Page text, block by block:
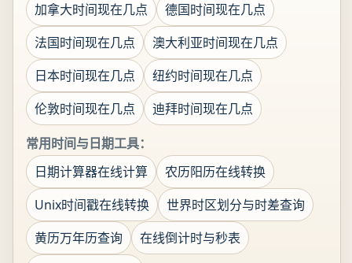
加拿大时间现在几点
德国时间现在几点
法国时间现在几点
澳大利亚时间现在几点
日本时间现在几点
纽约时间现在几点
伦敦时间现在几点
迪拜时间现在几点
常用时间与日期工具：
日期计算器在线计算
农历阳历在线转换
Unix时间戳在线转换
世界时区划分与时差查询
黄历万年历查询
在线倒计时与秒表